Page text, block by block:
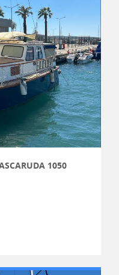
1050